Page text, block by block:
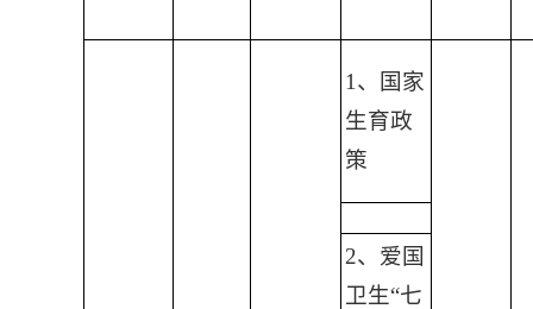
1、国家
生育政
策
2、爱国
卫生“七